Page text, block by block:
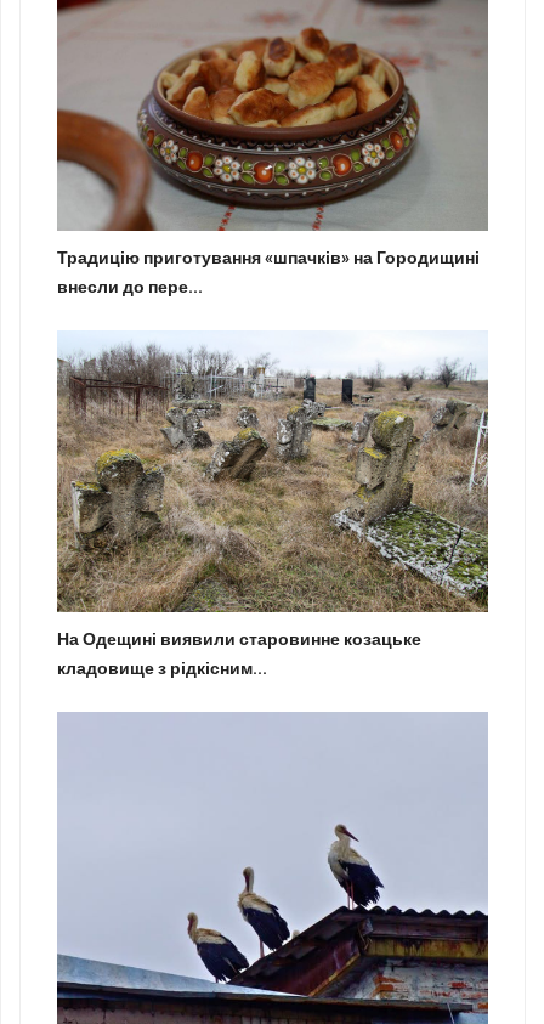
Традицію приготування «шпачків» на Городищині
внесли до пере...
На Одещині виявили старовинне козацьке
кладовище з рідкісним...